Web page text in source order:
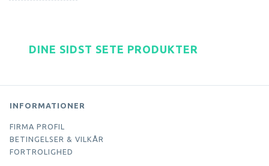
DINE SIDST SETE PRODUKTER
INFORMATIONER
FIRMA PROFIL
BETINGELSER & VILKÅR
FORTROLIGHED